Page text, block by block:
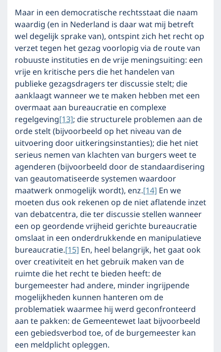
Maar in een democratische rechtsstaat die naam
waardig (en in Nederland is daar wat mij betreft
wel degelijk sprake van), ontspint zich het recht op
verzet tegen het gezag voorlopig via de route van
robuuste instituties en de vrije meningsuiting: een
vrije en kritische pers die het handelen van
publieke gezagsdragers ter discussie stelt; die
aanklaagt wanneer we te maken hebben met een
overmaat aan bureaucratie en complexe
regelgeving[13]; die structurele problemen aan de
orde stelt (bijvoorbeeld op het niveau van de
uitvoering door uitkeringsinstanties); die het niet
serieus nemen van klachten van burgers weet te
agenderen (bijvoorbeeld door de standaardisering
van geautomatiseerde systemen waardoor
maatwerk onmogelijk wordt), enz.[14] En we
moeten dus ook rekenen op de niet aflatende inzet
van debatcentra, die ter discussie stellen wanneer
een op geordende vrijheid gerichte bureaucratie
omslaat in een onderdrukkende en manipulatieve
bureaucratie.[15] En, heel belangrijk, het gaat ook
over creativiteit en het gebruik maken van de
ruimte die het recht te bieden heeft: de
burgemeester had andere, minder ingrijpende
mogelijkheden kunnen hanteren om de
problematiek waarmee hij werd geconfronteerd
aan te pakken: de Gemeentewet laat bijvoorbeeld
een gebiedsverbod toe, of de burgemeester kan
een meldplicht opleggen.